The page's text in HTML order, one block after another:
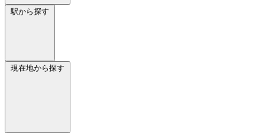
駅から探す
現在地から探す